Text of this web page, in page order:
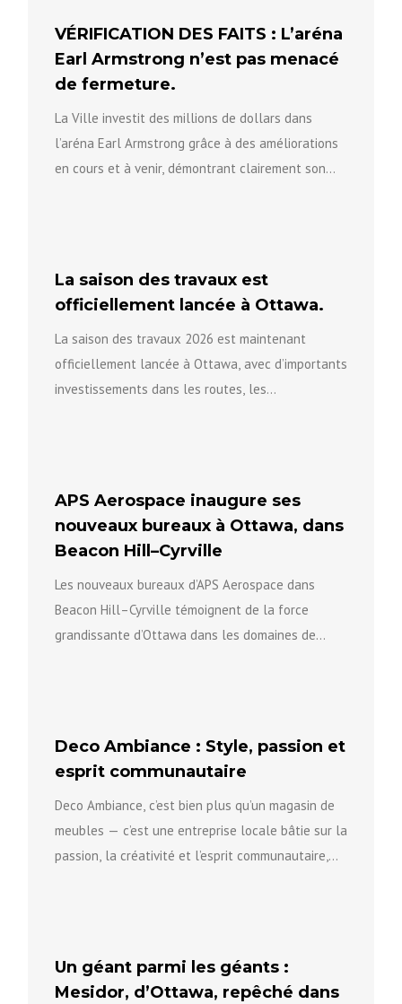
VÉRIFICATION DES FAITS : L’aréna
Earl Armstrong n’est pas menacé
de fermeture.
La Ville investit des millions de dollars dans
l’aréna Earl Armstrong grâce à des améliorations
en cours et à venir, démontrant clairement son
La saison des travaux est
officiellement lancée à Ottawa.
La saison des travaux 2026 est maintenant
officiellement lancée à Ottawa, avec d’importants
investissements dans les routes, les
APS Aerospace inaugure ses
nouveaux bureaux à Ottawa, dans
Beacon Hill–Cyrville
Les nouveaux bureaux d’APS Aerospace dans
Beacon Hill–Cyrville témoignent de la force
grandissante d’Ottawa dans les domaines de
Deco Ambiance : Style, passion et
esprit communautaire
Deco Ambiance, c’est bien plus qu’un magasin de
meubles — c’est une entreprise locale bâtie sur la
passion, la créativité et l’esprit communautaire,
Un géant parmi les géants :
Mesidor, d’Ottawa, repêché dans